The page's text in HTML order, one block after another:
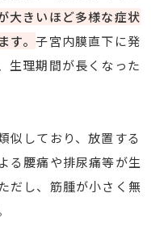
大きいほど多様な症状
す。子宮内膜直下に発
生理期間が長くなった
似しており、放置する
る腰痛や排尿痛等が生
だし、筋腫が小さく無